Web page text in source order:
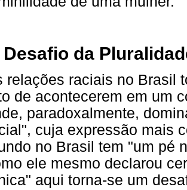
Desafio da
relações raciais no Brasil
de acontecerem em um
paradoxalmente,
cuja expressão mais
no Brasil tem "um pé
ele mesmo declarou
aqui torna-se um